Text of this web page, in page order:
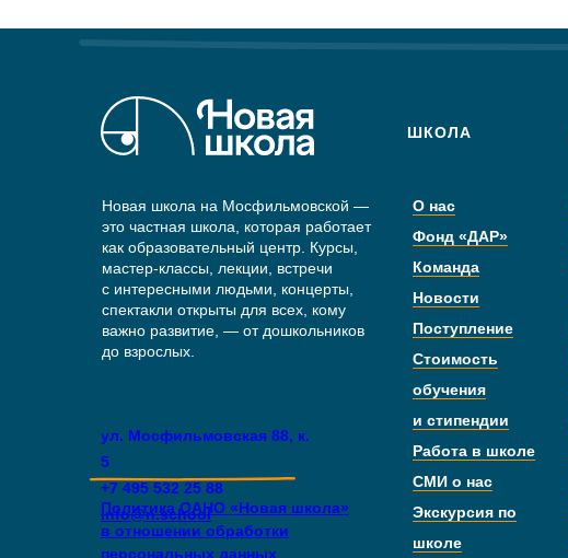
ШКОЛА
О нас
Фонд «ДАР»
Команда
Новости
Поступление
Стоимость
обучения
и стипендии
Работа в школе
СМИ о нас
Экскурсия по
школе
Новая школа на Мосфильмовской —
это частная школа, которая работает
как образовательный центр. Курсы,
мастер-классы, лекции, встречи
с интересными людьми, концерты,
спектакли открыты для всех, кому
важно развитие, — от дошкольников
до взрослых.
Политика ОАНО «Новая школа»
в отношении обработки
персональных данных
ул. Мосфильмовская 88, к.
5
+7 495 532 25 88
info@n.school